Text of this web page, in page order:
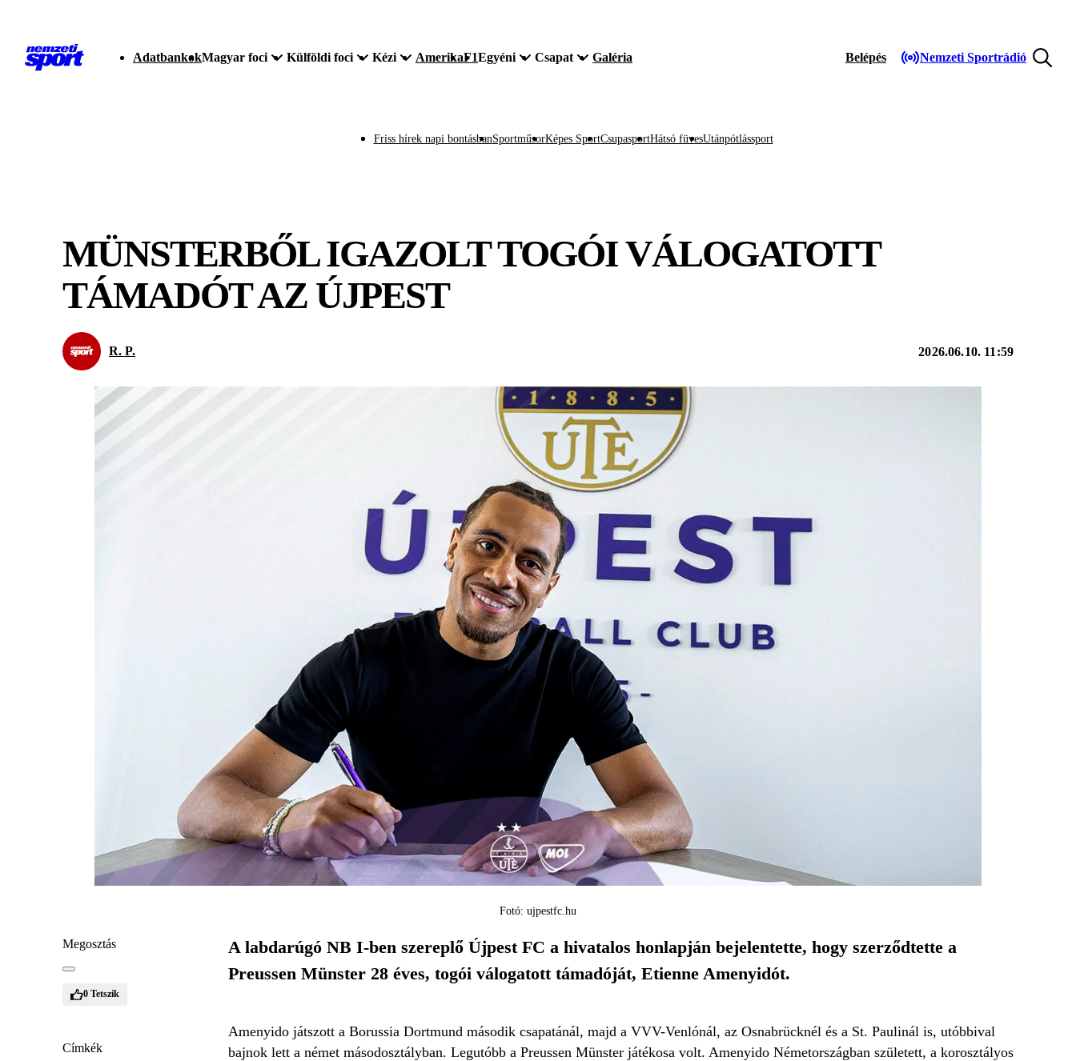
AdatbankokMagyar foci Külföldi foci Kézi AmerikaF1Egyéni Csapat Galéria Belépés Nemzeti Sportrádió
Friss hírek napi bontásbanSportműsorKépes SportCsupasportHátsó füvesUtánpótlássport
MÜNSTERBŐL IGAZOLT TOGÓI VÁLOGATOTT
TÁMADÓT AZ ÚJPEST
R. P. 2026.06.10. 11:59
Fotó: ujpestfc.hu
Megosztás
0 Tetszik
Címkék
A labdarúgó NB I-ben szereplő Újpest FC a hivatalos honlapján bejelentette, hogy szerződtette a
Preussen Münster 28 éves, togói válogatott támadóját, Etienne Amenyidót.
Amenyido játszott a Borussia Dortmund második csapatánál, majd a VVV-Venlónál, az Osnabrücknél és a St. Paulinál is, utóbbival
bajnok lett a német másodosztályban. Legutóbb a Preussen Münster játékosa volt. Amenyido Németországban született, a korosztályos